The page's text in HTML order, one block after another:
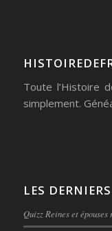
Toute l’Histoire
simplement.
LES
Quizz Reines et épouses